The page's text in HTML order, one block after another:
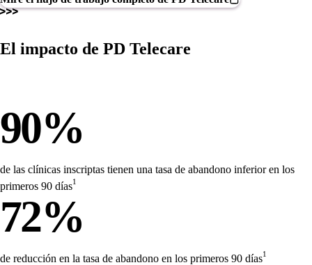
El impacto de PD Telecare
90%
de las clínicas inscriptas tienen una tasa de abandono inferior en los
primeros 90 días1
72%
de reducción en la tasa de abandono en los primeros 90 días1